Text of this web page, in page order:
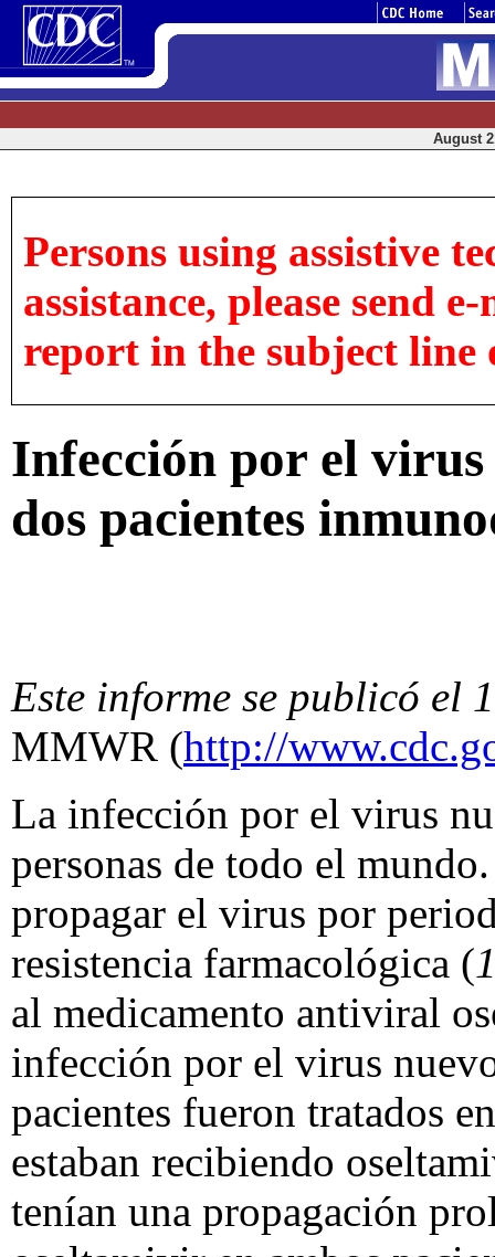
August
Persons using assistive
assistance, please send
report in the subject line
Infección por el
dos pacientes
Este informe se publicó el
MMWR (http://
La infección por el virus
personas de todo el
propagar el virus por
resistencia farmacológica (
al medicamento antiviral
infección por el virus
pacientes fueron tratados
estaban recibiendo
tenían una propagación